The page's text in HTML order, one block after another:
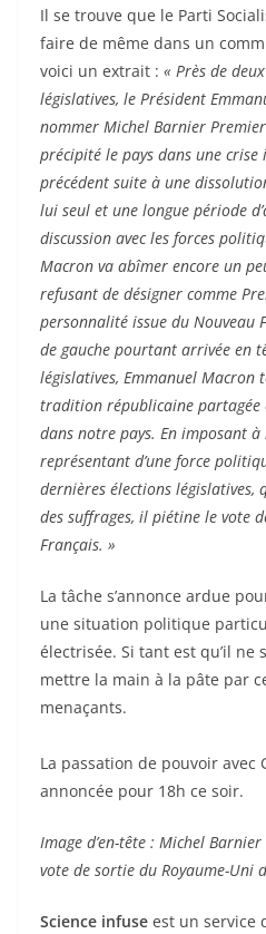
Il se trouve que le Parti
faire de même dans un
voici un extrait : « Près de
législatives, le Président
nommer Michel Barnier
précipité le pays dans une
précédent suite à une
lui seul et une longue période
discussion avec les forces
Macron va abîmer encore un
refusant de désigner comme
personnalité issue du Nouveau
de gauche pourtant arrivée en
législatives, Emmanuel Macron
tradition républicaine partagée
dans notre pays. En imposant
représentant d’une force
dernières élections législatives,
des suffrages, il piétine le vote
Français. »
La tâche s’annonce ardue
une situation politique
électrisée. Si tant est qu’il ne
mettre la main à la pâte par
menaçants.
La passation de pouvoir avec
annoncée pour 18h ce soir.
Image d’en-tête : Michel
vote de sortie du Royaume-Uni
Science infuse est un service